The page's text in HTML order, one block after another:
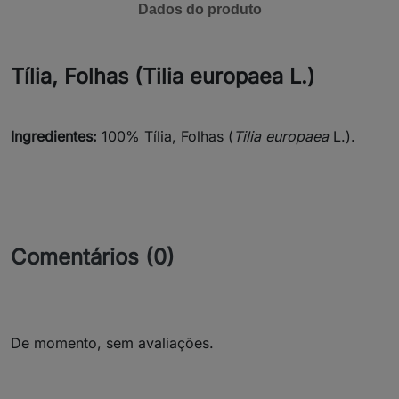
Dados do produto
Tília, Folhas (Tilia europaea L.)
Ingredientes: 100% Tília, Folhas ( Tilia europaeaL.).
Comentários (0)
De momento, sem avaliações.